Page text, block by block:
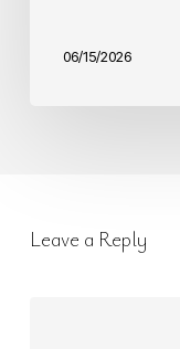
06/15/2026
Leave a Reply